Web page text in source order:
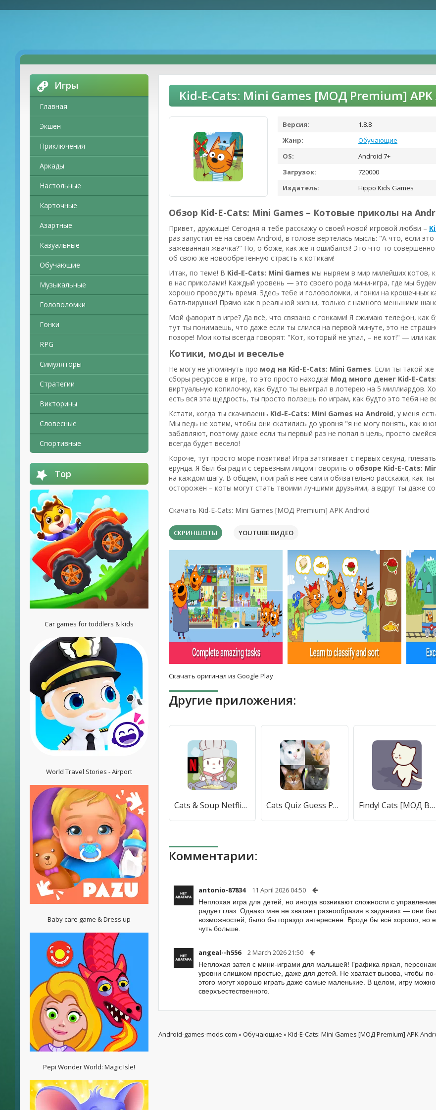
Игры
Главная
Экшен
Приключения
Аркады
Настольные
Карточные
Азартные
Казуальные
Обучающие
Музыкальные
Головоломки
Гонки
RPG
Симуляторы
Стратегии
Викторины
Словесные
Спортивные
Top
Car games for toddlers & kids
World Travel Stories - Airport
Baby care game & Dress up
Pepi Wonder World: Magic Isle!
Kid-E-Cats: Mini Games [МОД Premium]
Версия:
1.8.8
Жанр:
Обучающие
OS:
Android 7+
Загрузок:
720000
Издатель:
Hippo Kids Games
Обзор Kid-E-Cats: Mini Games – Котовые приколы на
Привет, дружище! Сегодня я тебе расскажу о своей новой игровой любви –
раз запустил её на своём Android, в голове вертелась мысль: "А что, если
зажеванная жвачка?" Но, о боже, как же я ошибался! Это что-то совершенно
об свою же новообретённую страсть к котикам!
Итак, по теме! В Kid-E-Cats: Mini Games мы ныряем в мир милейших котов,
в нас приколами! Каждый уровень — это своего рода мини-игра, где мы
хорошо проводить время. Здесь тебе и головоломки, и гонки на крошечных
батл-пирушки! Прямо как в реальной жизни, только с намного меньшими
Мой фаворит в игре? Да всё, что связано с гонками! Я сжимаю телефон, как
тут ты понимаешь, что даже если ты слился на первой минуте, это не
позоре! Мои коты всегда говорят: "Кот, который не упал, – не кот!" — или
Котики, моды и веселье
Не могу не упомянуть про мод на Kid-E-Cats: Mini Games. Если ты такой
сборы ресурсов в игре, то это просто находка! Мод много денег Kid-E-
виртуальную копилочку, как будто ты выиграл в лотерею на 5 миллиардов.
есть вся эта щедрость, ты просто ползешь по играм, как будто это тебя не
Кстати, когда ты скачиваешь Kid-E-Cats: Mini Games на Android, у меня
Мы ведь не хотим, чтобы они скатились до уровня "я не могу понять, как
забавляют, поэтому даже если ты первый раз не попал в цель, просто
всегда будет весело!
Короче, тут просто море позитива! Игра затягивает с первых секунд,
ерунда. Я был бы рад и с серьёзным лицом говорить о обзоре Kid-E-Cats:
на каждом шагу. В общем, поиграй в неё сам и обязательно расскажи, как
осторожен – коты могут стать твоими лучшими друзьями, а вдруг ты даже
Скачать Kid-E-Cats: Mini Games [МОД Premium] APK Android
СКРИНШОТЫ YOUTUBE ВИДЕО
Скачать оригинал из Google Play
Другие приложения:
Cats & Soup Netflix Edition [МОД Все открыто] APK Android Cats Quiz Guess Popular Breeds [МОД Mega Pack] APK Android Findy! Cats [МОД Все открыто] APK Android
Комментарии:
antonio-87834 11 April 2026 04:50
Неплохая игра для детей, но иногда возникают сложности с
радует глаз. Однако мне не хватает разнообразия в заданиях — они
возможностей, было бы гораздо интереснее. Вроде бы всё хорошо, но
чуть больше.
angeal--h556 2 March 2026 21:50
Неплохая затея с мини-играми для малышей! Графика яркая,
уровни слишком простые, даже для детей. Не хватает вызова, чтобы
этого могут хорошо играть даже самые маленькие. В целом, игру
сверхъестественного.
Android-games-mods.com »Обучающие » Kid-E-Cats: Mini Games [МОД Premium] APK